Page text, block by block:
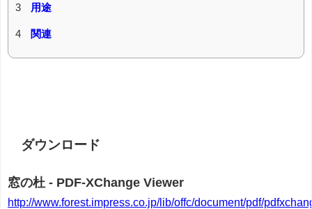
3 用途
4 関連
ダウンロード
窓の杜 - PDF-XChange Viewer
http://www.forest.impress.co.jp/lib/offc/document/pdf/